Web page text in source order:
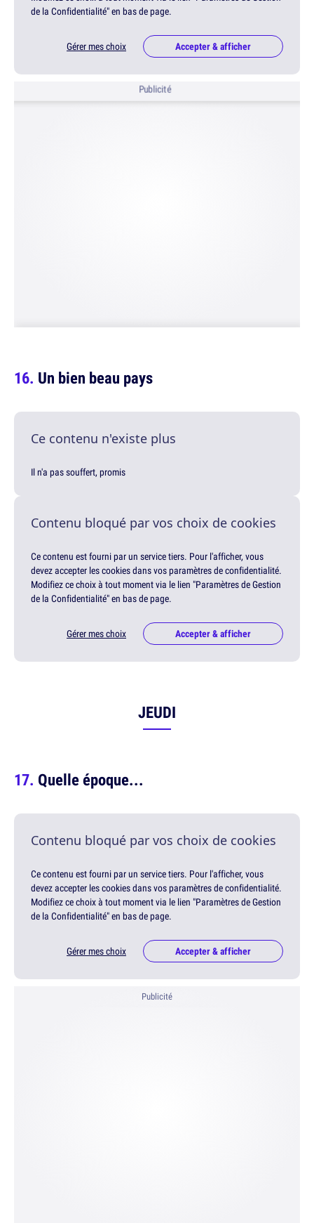
de la Confidentialité" en bas de page.
Gérer mes choix Accepter & afficher
Publicité
Un bien beau pays
Ce contenu n'existe plus
Il n'a pas souffert, promis
Contenu bloqué par vos choix de cookies
Ce contenu est fourni par un service tiers. Pour l'afficher, vous
devez accepter les cookies dans vos paramètres de confidentialité.
Modifiez ce choix à tout moment via le lien "Paramètres de Gestion
de la Confidentialité" en bas de page.
Gérer mes choix Accepter & afficher
JEUDI
Quelle époque...
Contenu bloqué par vos choix de cookies
Ce contenu est fourni par un service tiers. Pour l'afficher, vous
devez accepter les cookies dans vos paramètres de confidentialité.
Modifiez ce choix à tout moment via le lien "Paramètres de Gestion
de la Confidentialité" en bas de page.
Gérer mes choix Accepter & afficher
Publicité